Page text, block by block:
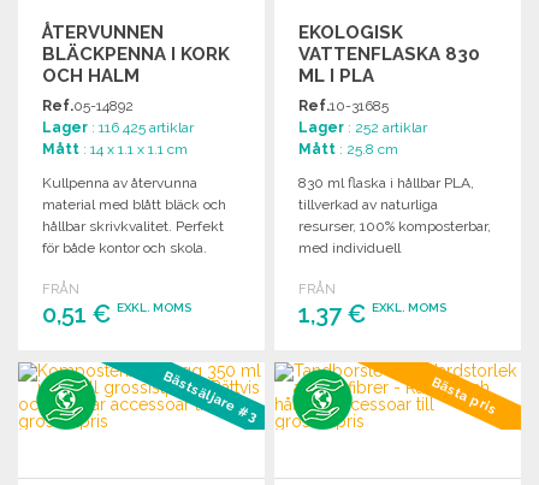
ÅTERVUNNEN
BLÄCKPENNA I KORK
OCH HALM
Ref.05-14892
Lager : 116 425 artiklar
Mått : 14 x 1.1 x 1.1 cm
Kullpenna av återvunna
material med blått bläck och
hållbar skrivkvalitet. Perfekt
för både kontor och skola.
FRÅN
0,51 € EXKL. MOMS
BESTÄLL
Begär offert
EKOLOGISK
VATTENFLASKA 830
ML I PLA
Ref.10-31685
Lager : 252 artiklar
Mått : 25.8 cm
830 ml flaska i hållbar PLA,
tillverkad av naturliga
resurser, 100% komposterbar,
med individuell
FRÅN
1,37 €EXKL. MOMS
BESTÄLL
Begär offert
Bästsäljare #3 Bästa pris